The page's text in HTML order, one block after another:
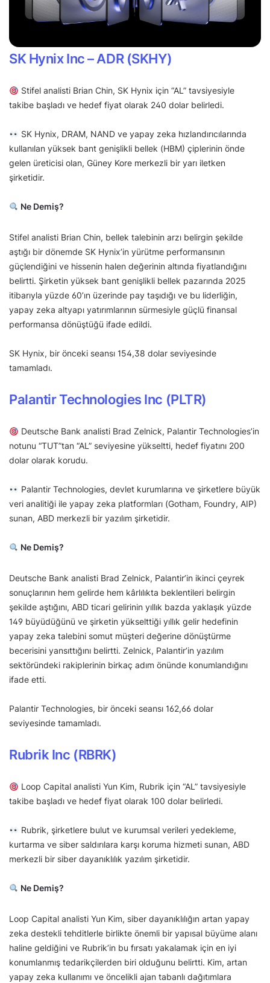
SK Hynix Inc – ADR (SKHY)
Stifel analisti Brian Chin, SK Hynix için “AL” tavsiyesiyle
takibe başladı ve hedef fiyat olarak 240 dolar belirledi.
SK Hynix, DRAM, NAND ve yapay zeka hızlandırıcılarında
kullanılan yüksek bant genişlikli bellek (HBM) çiplerinin önde
gelen üreticisi olan, Güney Kore merkezli bir yarı iletken
şirketidir.
Ne Demiş?
Stifel analisti Brian Chin, bellek talebinin arzı belirgin şekilde
aştığı bir dönemde SK Hynix’in yürütme performansının
güçlendiğini ve hissenin halen değerinin altında fiyatlandığını
belirtti. Şirketin yüksek bant genişlikli bellek pazarında 2025
itibarıyla yüzde 60’ın üzerinde pay taşıdığı ve bu liderliğin,
yapay zeka altyapı yatırımlarının sürmesiyle güçlü finansal
performansa dönüştüğü ifade edildi.
SK Hynix, bir önceki seansı 154,38 dolar seviyesinde
tamamladı.
Palantir Technologies Inc (PLTR)
Deutsche Bank analisti Brad Zelnick, Palantir Technologies’in
notunu “TUT”tan “AL” seviyesine yükseltti, hedef fiyatını 200
dolar olarak korudu.
Palantir Technologies, devlet kurumlarına ve şirketlere büyük
veri analitiği ile yapay zeka platformları (Gotham, Foundry, AIP)
sunan, ABD merkezli bir yazılım şirketidir.
Ne Demiş?
Deutsche Bank analisti Brad Zelnick, Palantir’in ikinci çeyrek
sonuçlarının hem gelirde hem kârlılıkta beklentileri belirgin
şekilde aştığını, ABD ticari gelirinin yıllık bazda yaklaşık yüzde
149 büyüdüğünü ve şirketin yükselttiği yıllık gelir hedefinin
yapay zeka talebini somut müşteri değerine dönüştürme
becerisini yansıttığını belirtti. Zelnick, Palantir’in yazılım
sektöründeki rakiplerinin birkaç adım önünde konumlandığını
ifade etti.
Palantir Technologies, bir önceki seansı 162,66 dolar
seviyesinde tamamladı.
Rubrik Inc (RBRK)
Loop Capital analisti Yun Kim, Rubrik için “AL” tavsiyesiyle
takibe başladı ve hedef fiyat olarak 100 dolar belirledi.
Rubrik, şirketlere bulut ve kurumsal verileri yedekleme,
kurtarma ve siber saldırılara karşı koruma hizmeti sunan, ABD
merkezli bir siber dayanıklılık yazılım şirketidir.
Ne Demiş?
Loop Capital analisti Yun Kim, siber dayanıklılığın artan yapay
zeka destekli tehditlerle birlikte önemli bir yapısal büyüme alanı
haline geldiğini ve Rubrik’in bu fırsatı yakalamak için en iyi
konumlanmış tedarikçilerden biri olduğunu belirtti. Kim, artan
yapay zeka kullanımı ve öncelikli ajan tabanlı dağıtımlara